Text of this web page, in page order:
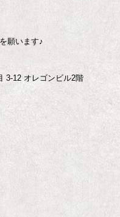
願います♪
3-12 オレゴンビル2階